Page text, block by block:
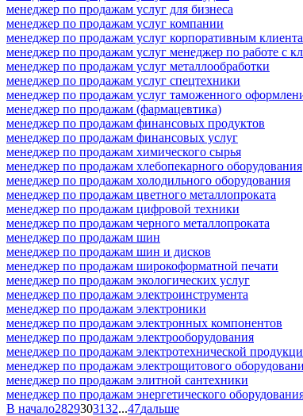
менеджер по продажам услуг для бизнеса
менеджер по продажам услуг компании
менеджер по продажам услуг корпоративным
менеджер по продажам услуг менеджер по работе с
менеджер по продажам услуг металлообработки
менеджер по продажам услуг спецтехники
менеджер по продажам услуг таможенного
менеджер по продажам (фармацевтика)
менеджер по продажам финансовых продуктов
менеджер по продажам финансовых услуг
менеджер по продажам химического сырья
менеджер по продажам хлебопекарного оборудования
менеджер по продажам холодильного оборудования
менеджер по продажам цветного металлопроката
менеджер по продажам цифровой техники
менеджер по продажам черного металлопроката
менеджер по продажам шин
менеджер по продажам шин и дисков
менеджер по продажам широкоформатной печати
менеджер по продажам экологических услуг
менеджер по продажам электроинструмента
менеджер по продажам электроники
менеджер по продажам электронных компонентов
менеджер по продажам электрооборудования
менеджер по продажам электротехнической
менеджер по продажам электрощитового
менеджер по продажам элитной сантехники
менеджер по продажам энергетического
В начало2829303132...47дальше